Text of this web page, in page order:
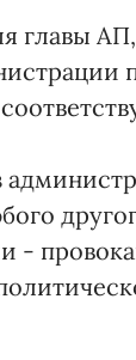
главы
-